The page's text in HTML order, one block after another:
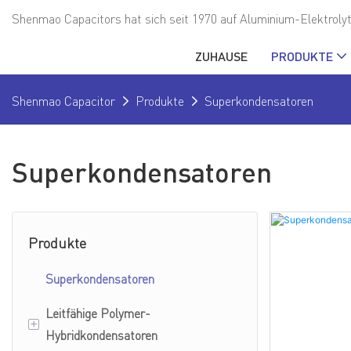
Shenmao Capacitors hat sich seit 1970 auf Aluminium-
ZUHAUSE PRODUKTE
Shenmao Capacitor Produkte Superkondensatoren
Superkondensatoren
Produkte
Superkondensatoren
+
Leitfähige Polymer-
Hybridkondensatoren